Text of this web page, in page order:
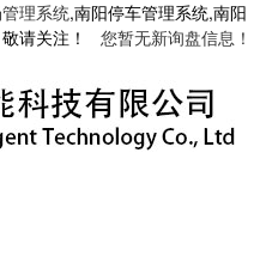
理系统,南阳停车管理系统,南阳
请关注！ 您暂无新询盘信息！